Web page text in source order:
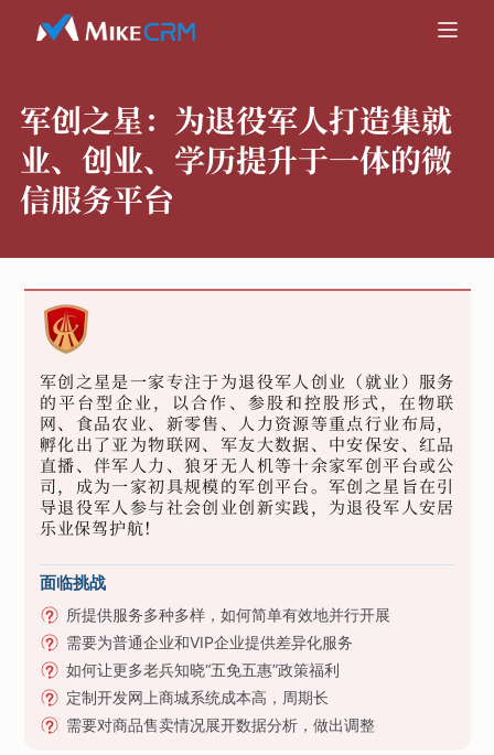
军创之星： 为退役军人打造集就
业、创业、学历提升于一体的微
信服务平台
军创之星是一家专注于为退役军人创业（就业）服务
的平台型企业，以合作、参股和控股形式，在物联
网、食品农业、新零售、人力资源等重点行业布局，
孵化出了亚为物联网、军友大数据、中安保安、红品
直播、伴军人力、狼牙无人机等十余家军创平台或公
司，成为一家初具规模的军创平台。军创之星旨在引
导退役军人参与社会创业创新实践，为退役军人安居
乐业保驾护航！
面临挑战
所提供服务多种多样，如何简单有效地并行开展
需要为普通企业和VIP企业提供差异化服务
如何让更多老兵知晓“五免五惠”政策福利
定制开发网上商城系统成本高，周期长
需要对商品售卖情况展开数据分析，做出调整